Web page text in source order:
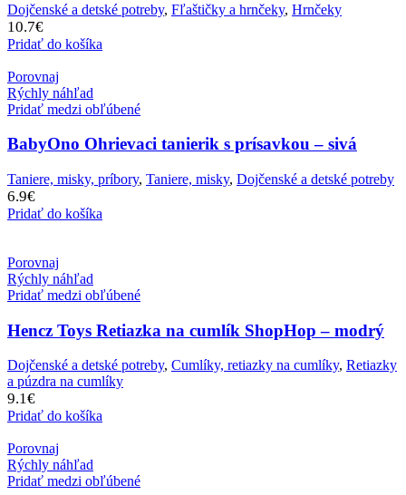
Dojčenské a detské potreby, Fľaštičky a hrnčeky, Hrnčeky
10.7€
Pridať do košíka
Porovnaj
Rýchly náhľad
Pridať medzi obľúbené
BabyOno Ohrievaci tanierik s prísavkou – sivá
Taniere, misky, príbory, Taniere, misky, Dojčenské a detské potreby
6.9€
Pridať do košíka
Porovnaj
Rýchly náhľad
Pridať medzi obľúbené
Hencz Toys Retiazka na cumlík ShopHop – modrý
Dojčenské a detské potreby, Cumlíky, retiazky na cumlíky, Retiazky
a púzdra na cumlíky
9.1€
Pridať do košíka
Porovnaj
Rýchly náhľad
Pridať medzi obľúbené